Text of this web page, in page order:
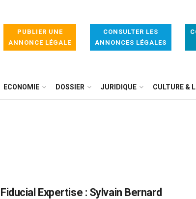
PUBLIER UNE
ANNONCE LÉGALE
CONSULTER LES
ANNONCES LÉGALES
ECONOMIE DOSSIER JURIDIQUE CULTURE &
Fiducial Expertise : Sylvain Bernard